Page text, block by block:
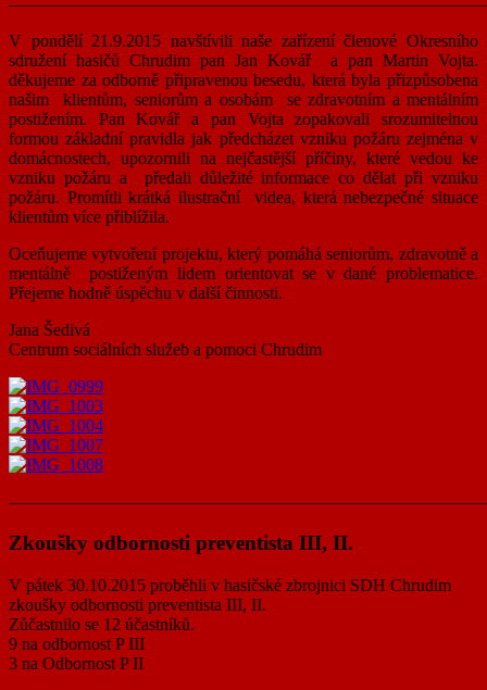
V pondělí 21.9.2015 navštívili naše zařízení členové Okresního
sdružení hasičů Chrudim pan Jan Kovář a pan Martin Vojta.
děkujeme za odborně připravenou besedu, která byla přizpůsobena
našim klientům, seniorům a osobám se zdravotním a mentálním
postižením. Pan Kovář a pan Vojta zopakovali srozumitelnou
formou základní pravidla jak předcházet vzniku požáru zejména v
domácnostech, upozornili na nejčastější příčiny, které vedou ke
vzniku požáru a předali důležité informace co dělat při vzniku
požáru. Promítli krátká ilustrační videa, která nebezpečné situace
klientům více přiblížila.
Oceňujeme vytvoření projektu, který pomáhá seniorům, zdravotně a
mentálně postiženým lidem orientovat se v dané problematice.
Přejeme hodně úspěchu v další činnosti.
Jana Šedivá
Centrum sociálních služeb a pomoci Chrudim
Zkoušky odbornosti preventista III, II.
V pátek 30.10.2015 proběhli v hasičské zbrojnici SDH Chrudim
zkoušky odbornosti preventista III, II.
Zůčastnilo se 12 účastníků.
9 na odbornost P III
3 na Odbornost P II